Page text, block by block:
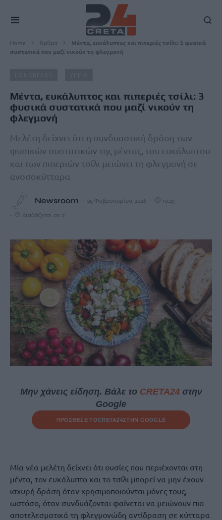
Home Άρθρα
Μέντα, ευκάλυπτος και πιπεριές τσίλι: 3 φυσικά
συστατικά που μαζί νικούν τη φλεγμονή
Μέντα, ευκάλυπτος και πιπεριές τσίλι: 3
φυσικά συστατικά που μαζί νικούν τη
φλεγμονή
Μελέτη δείχνει ότι η συνδυαστική δράση των
φυσικών συστατικών της μέντας, του ευκάλυπτου
και των πιπεριών τσίλι μειώνει τη φλεγμονή σε
ανοσοκύτταρα
Newsroom 25 Φεβρουαρίου, 2026 10:23
Διαβάζεται σε 2'
Μην χάνεις είδηση. Βάλε το CRETA24στην
Google
ΠΡΟΣΘΕΣΕ ΤΟCRETA24ΣΤΗΝ GOOGLE
Μία νέα μελέτη δείχνει ότι ουσίες που περιέχονται στη
μέντα, τον ευκάλυπτο και το τσίλι μπορεί να μην έχουν
ισχυρή δράση όταν χρησιμοποιούνται μόνες τους,
ωστόσο, όταν συνδυάζονται φαίνεται να μειώνουν πιο
αποτελεσματικά τη φλεγμονώδη αντίδραση σε κύτταρα